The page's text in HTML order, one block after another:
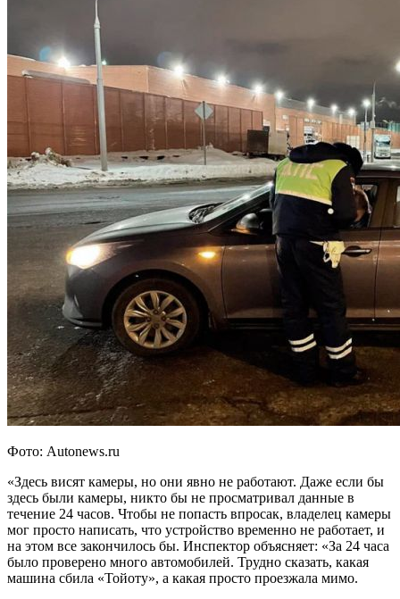
Фото: Autonews.ru
«Здесь висят камеры, но они явно не работают. Даже если бы
здесь были камеры, никто бы не просматривал данные в
течение 24 часов. Чтобы не попасть впросак, владелец камеры
мог просто написать, что устройство временно не работает, и
на этом все закончилось бы. Инспектор объясняет: «За 24 часа
было проверено много автомобилей. Трудно сказать, какая
машина сбила «Тойоту», а какая просто проезжала мимо.